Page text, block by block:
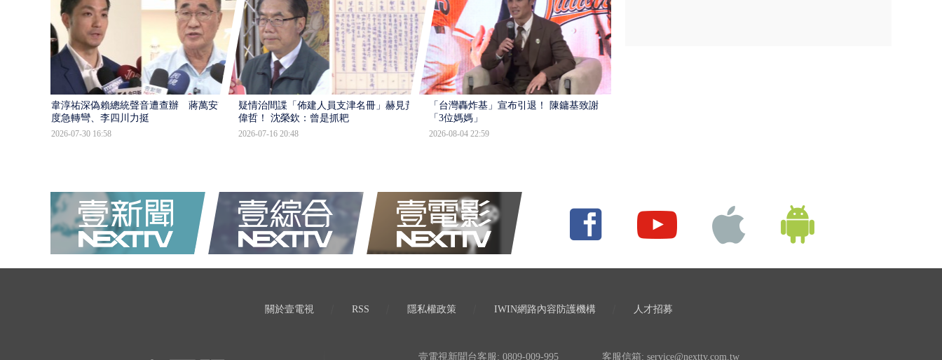
韋淳祐深偽賴總統聲音遭查辦 蔣萬安態
度急轉彎、李四川力挺
2026-07-30 16:58
疑情治間諜「佈建人員支津名冊」赫見黃
偉哲！ 沈榮欽：曾是抓耙
2026-07-16 20:48
「台灣轟炸基」宣布引退！ 陳鏞基致謝
「3位媽媽」
2026-08-04 22:59
關於壹電視 RSS 隱私權政策 IWIN網路內容防護機構 人才招募
壹電視新聞台客服: 0809-009-995 客服信箱: service@nexttv.com.tw